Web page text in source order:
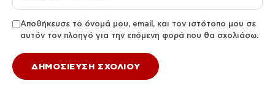
Αποθήκευσε το όνομά μου, email, και τον ιστότοπο μου σε
αυτόν τον πλοηγό για την επόμενη φορά που θα σχολιάσω.